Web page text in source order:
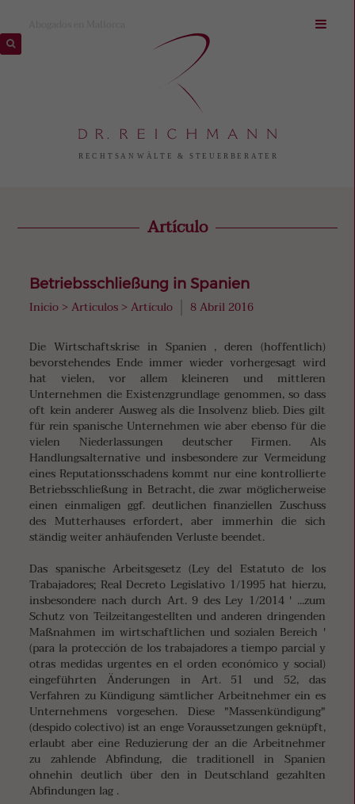
Artículo
Betriebsschließung in Spanien
Inicio >Articulos >Artículo 8 Abril 2016
Die Wirtschaftskrise in Spanien , deren (hoffentlich)
bevorstehendes Ende immer wieder vorhergesagt wird
hat vielen, vor allem kleineren und mittleren
Unternehmen die Existenzgrundlage genommen, so dass
oft kein anderer Ausweg als die Insolvenz blieb. Dies gilt
für rein spanische Unternehmen wie aber ebenso für die
vielen Niederlassungen deutscher Firmen. Als
Handlungsalternative und insbesondere zur Vermeidung
eines Reputationsschadens kommt nur eine kontrollierte
Betriebsschließung in Betracht, die zwar möglicherweise
einen einmaligen ggf. deutlichen finanziellen Zuschuss
des Mutterhauses erfordert, aber immerhin die sich
ständig weiter anhäufenden Verluste beendet.
Das spanische Arbeitsgesetz (Ley del Estatuto de los
Trabajadores; Real Decreto Legislativo 1/1995 hat hierzu,
insbesondere nach durch Art. 9 des Ley 1/2014 ' ...zum
Schutz von Teilzeitangestellten und anderen dringenden
Maßnahmen im wirtschaftlichen und sozialen Bereich '
(para la protección de los trabajadores a tiempo parcial y
otras medidas urgentes en el orden económico y social)
eingeführten Änderungen in Art. 51 und 52, das
Verfahren zu Kündigung sämtlicher Arbeitnehmer ein es
Unternehmens vorgesehen. Diese "Massenkündigung"
(despido colectivo) ist an enge Voraussetzungen geknüpft,
erlaubt aber eine Reduzierung der an die Arbeitnehmer
zu zahlende Abfindung, die traditionell in Spanien
ohnehin deutlich über den in Deutschland gezahlten
Abfindungen lag .